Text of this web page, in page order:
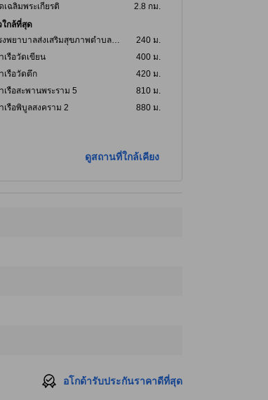
เฉลิมพระเกียรติ
2.8 กม.
ใกล้ที่สุด
โรงพยาบาลส่งเสริมสุขภาพตําบลบางไผ่
240 ม.
เรือวัดเขียน
400 ม.
เรือวัดตึก
420 ม.
เรือสะพานพระราม 5
810 ม.
เรือพิบูลสงคราม 2
880 ม.
ดูสถานที่ใกล้เคียง
อโกด้ารับประกันราคาดีที่สุด